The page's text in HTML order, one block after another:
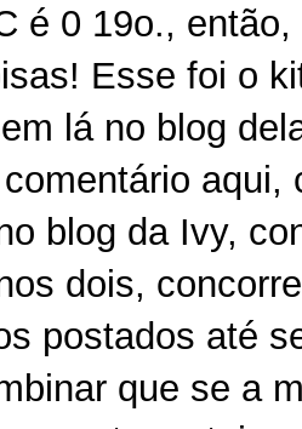
é 0 19o.,
Esse foi o
lá no blog
blog da Ivy,
dois,
postados até
que se a